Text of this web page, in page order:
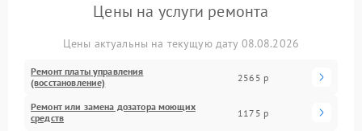
Цены на услуги ремонта
Цены актуальны на текущую дату 08.08.2026
Ремонт платы управления
(восстановление)
2565 р
Ремонт или замена дозатора моющих
средств
1175 р